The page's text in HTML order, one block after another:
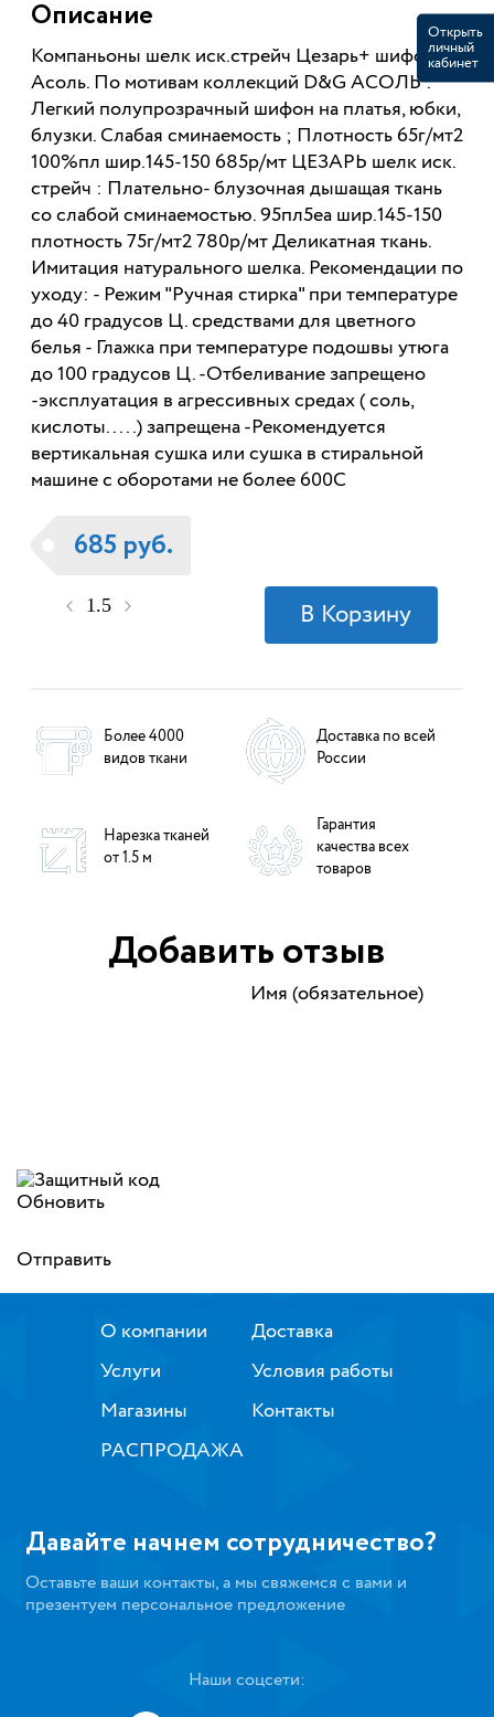
Описание
Компаньоны шелк иск.стрейч Цезарь+ шифон
Асоль. По мотивам коллекций D&G АСОЛЬ :
Легкий полупрозрачный шифон на платья, юбки,
блузки. Слабая сминаемость ; Плотность 65г/мт2
100%пл шир.145-150 685р/мт ЦЕЗАРЬ шелк иск.
стрейч : Плательно- блузочная дышащая ткань
со слабой сминаемостью. 95пл5еа шир.145-150
плотность 75г/мт2 780р/мт Деликатная ткань.
Имитация натурального шелка. Рекомендации по
уходу: - Режим "Ручная стирка" при температуре
до 40 градусов Ц. средствами для цветного
белья - Глажка при температуре подошвы утюга
до 100 градусов Ц. -Отбеливание запрещено
-эксплуатация в агрессивных средах ( соль,
кислоты.....) запрещена -Рекомендуется
вертикальная сушка или сушка в стиральной
машине с оборотами не более 600С
685 руб.
Более 4000
видов ткани
Доставка по всей
России
Нарезка тканей
от 1.5 м
Гарантия
качества всех
товаров
Добавить отзыв
Имя (обязательное)
Обновить
Отправить
Открыть
личный
кабинет
О компании
Услуги
Магазины
РАСПРОДАЖА
Доставка
Условия работы
Контакты
Давайте начнем сотрудничество?
Оставьте ваши контакты, а мы свяжемся с вами и
презентуем персональное предложение
Наши соцсети: